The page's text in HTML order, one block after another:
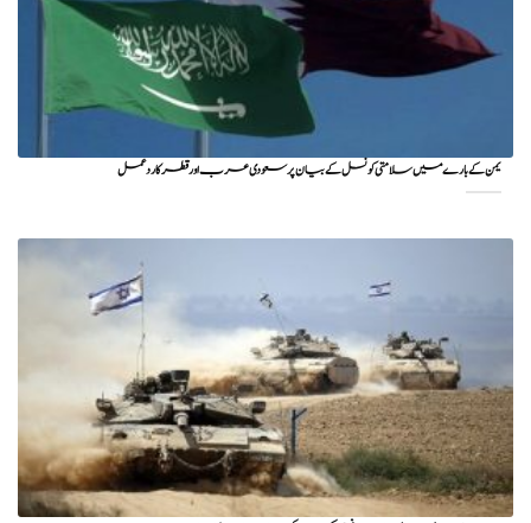
یمن کے بارے میں سلامتی کونسل کے بیان پر سعودی عرب اور قطر کا ردعمل